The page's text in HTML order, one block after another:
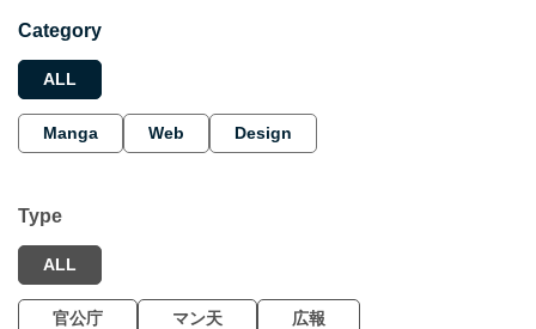
Category
ALL
Manga Web Design
Type
ALL
官公庁 マン天 広報